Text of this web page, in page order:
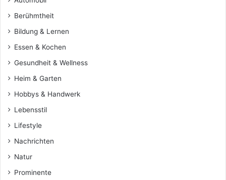
Berühmtheit
Bildung & Lernen
Essen & Kochen
Gesundheit & Wellness
Heim & Garten
Hobbys & Handwerk
Lebensstil
Lifestyle
Nachrichten
Natur
Prominente